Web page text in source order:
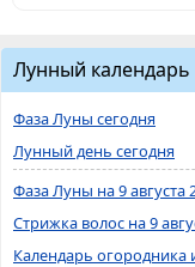
Лунный календарь
Фаза Луны сегодня
Лунный день сегодня
Фаза Луны на 9 августа
Стрижка волос на 9
Календарь огородника